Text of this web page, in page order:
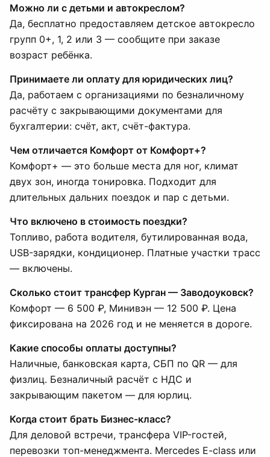
Можно ли с детьми и автокреслом?
Да, бесплатно предоставляем детское автокресло
групп 0+, 1, 2 или 3 — сообщите при заказе
возраст ребёнка.
Принимаете ли оплату для юридических лиц?
Да, работаем с организациями по безналичному
расчёту с закрывающими документами для
бухгалтерии: счёт, акт, счёт-фактура.
Чем отличается Комфорт от Комфорт+?
Комфорт+ — это больше места для ног, климат
двух зон, иногда тонировка. Подходит для
длительных дальних поездок и пар с детьми.
Что включено в стоимость поездки?
Топливо, работа водителя, бутилированная вода,
USB-зарядки, кондиционер. Платные участки трасс
— включены.
Сколько стоит трансфер Курган — Заводоуковск?
Комфорт — 6 500 ₽, Минивэн — 12 500 ₽. Цена
фиксирована на 2026 год и не меняется в дороге.
Какие способы оплаты доступны?
Наличные, банковская карта, СБП по QR — для
физлиц. Безналичный расчёт с НДС и
закрывающим пакетом — для юрлиц.
Когда стоит брать Бизнес-класс?
Для деловой встречи, трансфера VIP-гостей,
перевозки топ-менеджмента. Mercedes E-class или